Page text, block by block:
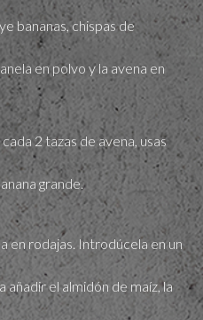
bananas, chispas de
en polvo y la avena en
2 tazas de avena, usas
grande.
en rodajas. Introdúcela en un
añadir el almidón de maíz, la